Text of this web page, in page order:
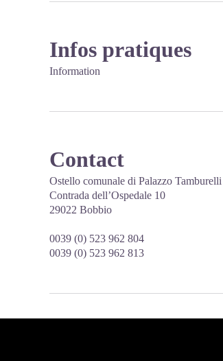
Infos pratiques
Information
Contact
Ostello comunale di Palazzo Tamburelli
Contrada dell’Ospedale 10
29022 Bobbio
0039 (0) 523 962 804
0039 (0) 523 962 813